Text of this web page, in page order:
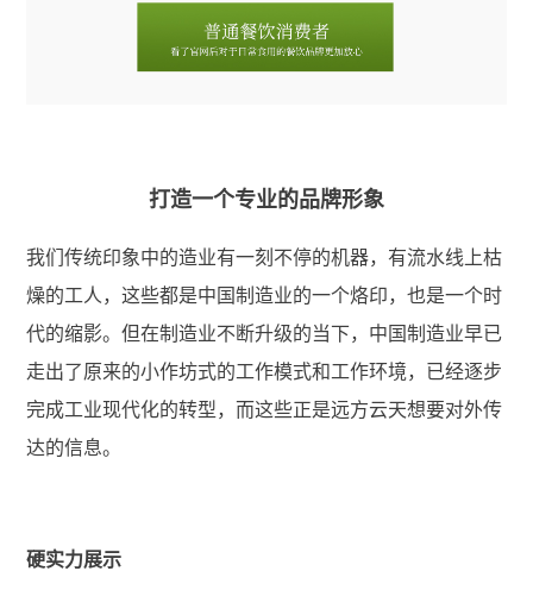
打造一个专业的品牌形象
我们传统印象中的造业有一刻不停的机器，有流水线上枯
燥的工人，这些都是中国制造业的一个烙印，也是一个时
代的缩影。但在制造业不断升级的当下，中国制造业早已
走出了原来的小作坊式的工作模式和工作环境，已经逐步
完成工业现代化的转型，而这些正是远方云天想要对外传
达的信息。
硬实力展示